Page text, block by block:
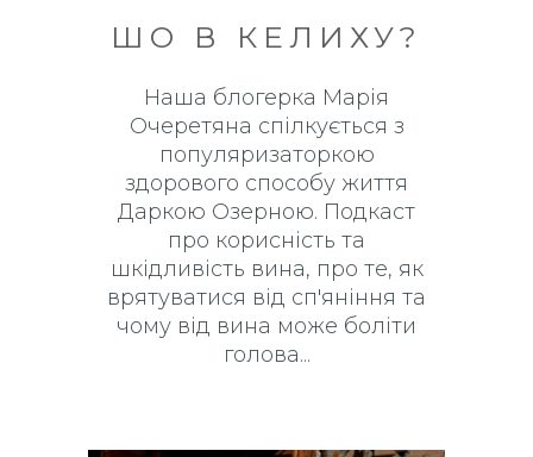
ШО В КЕЛИХУ?
Наша блогерка Марія
Очеретяна спілкується з
популяризаторкою
здорового способу життя
Даркою Озерною. Подкаст
про корисність та
шкідливість вина, про те, як
врятуватися від сп'яніння та
чому від вина може боліти
голова